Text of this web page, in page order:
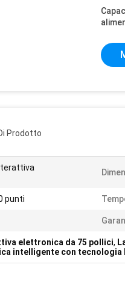
Prodotto
punti
elettronica da 75 pollici,
intelligente con tecnologia